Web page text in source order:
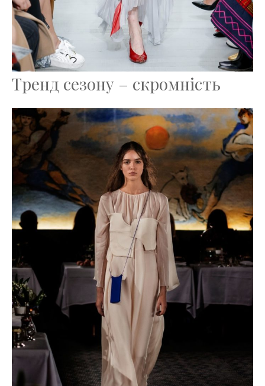
Тренд сезону – скромність